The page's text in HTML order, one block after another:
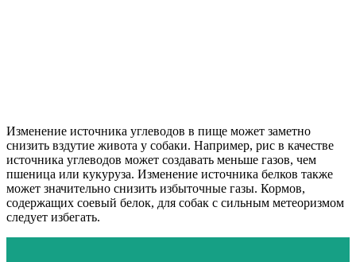
Изменение источника углеводов в пище может заметно
снизить вздутие живота у собаки. Например, рис в качестве
источника углеводов может создавать меньше газов, чем
пшеница или кукуруза. Изменение источника белков также
может значительно снизить избыточные газы. Кормов,
содержащих соевый белок, для собак с сильным метеоризмом
следует избегать.